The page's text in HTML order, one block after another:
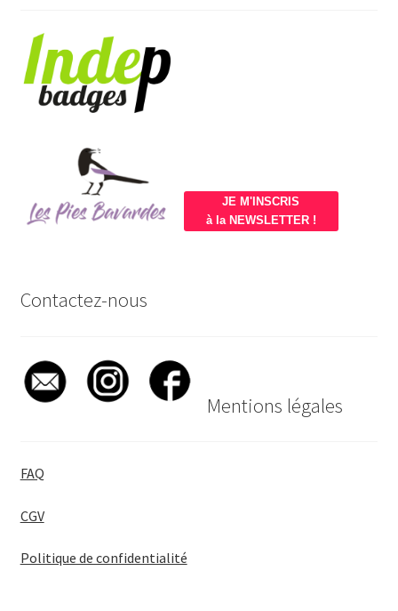
JE M'INSCRIS
à la NEWSLETTER !
Contactez-nous
Mentions légales
FAQ
CGV
Politique de confidentialité